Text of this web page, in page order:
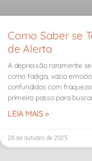
Como Saber se
de Alerta
A depressão raramente
como fadiga, vazio
confundidos com
primeiro passo para
LEIA MAIS »
28 de outubro de 2025